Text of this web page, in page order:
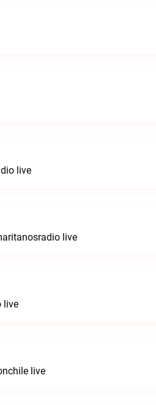
live
live
live
live